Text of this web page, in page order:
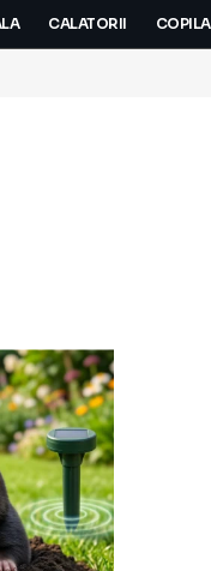
CALATORII